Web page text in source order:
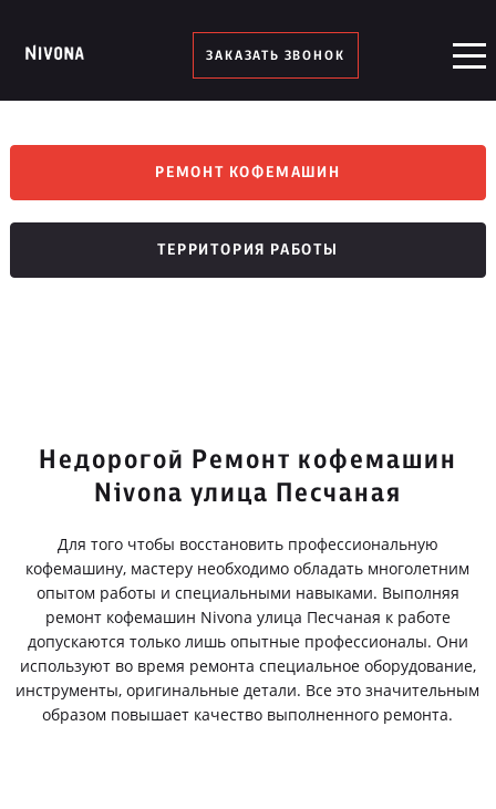
ЗАКАЗАТЬ ЗВОНОК
РЕМОНТ КОФЕМАШИН
ТЕРРИТОРИЯ РАБОТЫ
Недорогой Ремонт кофемашин
Nivona улица Песчаная
Для того чтобы восстановить профессиональную
кофемашину, мастеру необходимо обладать многолетним
опытом работы и специальными навыками. Выполняя
ремонт кофемашин Nivona улица Песчаная к работе
допускаются только лишь опытные профессионалы. Они
используют во время ремонта специальное оборудование,
инструменты, оригинальные детали. Все это значительным
образом повышает качество выполненного ремонта.